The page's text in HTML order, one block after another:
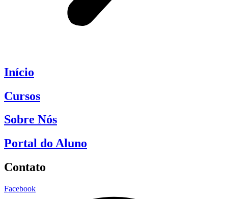
Início
Cursos
Sobre Nós
Portal do Aluno
Contato
Facebook